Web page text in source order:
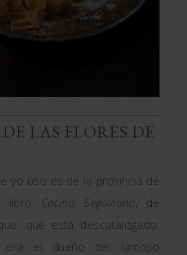
LAS FLORES DE
yo uso es de la provincia de
libro Cocina Segoviana, de
que está descatalogado.
era el dueño del famoso